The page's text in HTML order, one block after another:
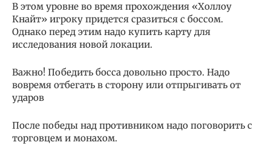
В этом уровне во время прохождения «Холлоу
Кнайт» игроку придется сразиться с боссом.
Однако перед этим надо купить карту для
исследования новой локации.
Важно! Победить босса довольно просто. Надо
вовремя отбегать в сторону или отпрыгивать от
ударов
После победы над противником надо поговорить с
торговцем и монахом.